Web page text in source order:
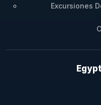
Excursiones